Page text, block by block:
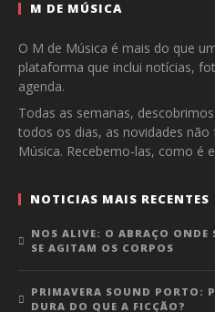
M DE MÚSICA
O M de Música é mais do que
plataforma que inclui notícias,
agenda.
Todas as semanas,
todos os dias, as novidades
Música. Recebemo-las, como é
NOTICIAS MAIS RECENTES
NOS ALIVE: O ABRAÇO ONDE
SE AGITAM OS CORPOS
PRIMAVERA SOUND PORTO:
DURA DO QUE A FICÇÃO?